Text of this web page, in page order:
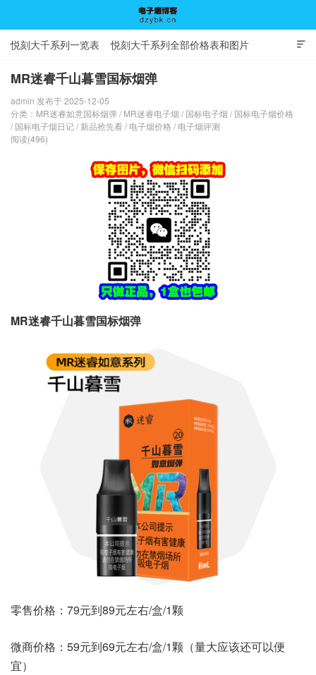
电子烟博客

悦刻大千系列一览表 悦刻大千系列全部价格表和图片
MR迷睿千山暮雪国标烟弹
admin 发布于 2025-12-05
分类： MR迷睿如意国标烟弹/ MR迷睿电子烟 / 国标电子烟 / 国标电子烟价格
/ 国标电子烟日记/ 新品抢先看/ 电子烟价格 / 电子烟评测
阅读(496)
MR迷睿千山暮雪国标烟弹
零售价格：79元到89元左右/盒/1颗
微商价格：59元到69元左右/盒/1颗（量大应该还可以便
宜）